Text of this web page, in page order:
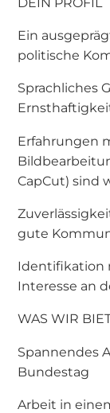
Ein
politische
Sprachliches
Erfahrungen
CapCut) sind
gute
Identifikation
Interesse an
WAS WIR
Spannendes
Bundestag
Arbeit in